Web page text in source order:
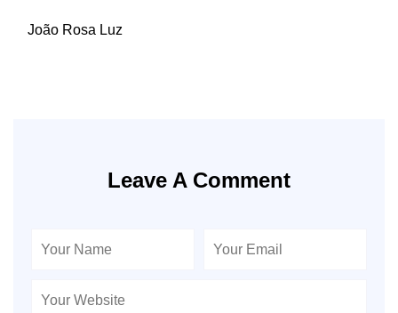
João Rosa Luz
Leave A Comment